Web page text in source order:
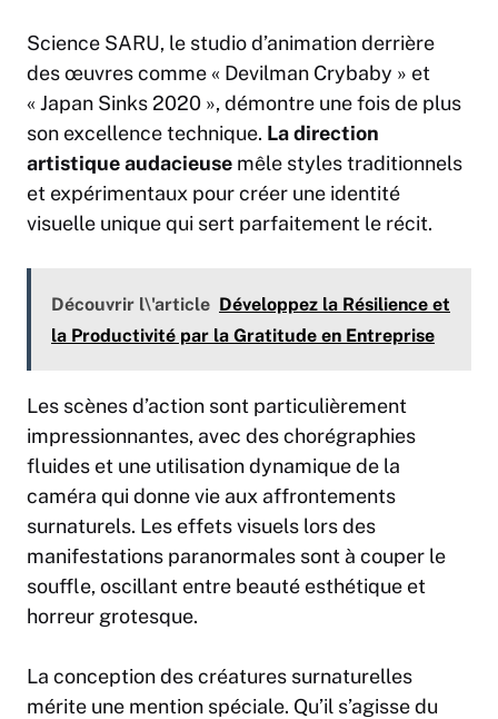
Science SARU, le studio d’animation derrière
des œuvres comme « Devilman Crybaby » et
« Japan Sinks 2020 », démontre une fois de plus
son excellence technique. La direction
artistique audacieuse mêle styles traditionnels
et expérimentaux pour créer une identité
visuelle unique qui sert parfaitement le récit.
Découvrir l\'article Développez la Résilience et
la Productivité par la Gratitude en Entreprise
Les scènes d’action sont particulièrement
impressionnantes, avec des chorégraphies
fluides et une utilisation dynamique de la
caméra qui donne vie aux affrontements
surnaturels. Les effets visuels lors des
manifestations paranormales sont à couper le
souffle, oscillant entre beauté esthétique et
horreur grotesque.
La conception des créatures surnaturelles
mérite une mention spéciale. Qu’il s’agisse du